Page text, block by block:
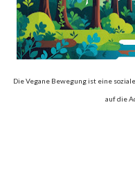
Die Vegane Bewegung ist eine
auf die